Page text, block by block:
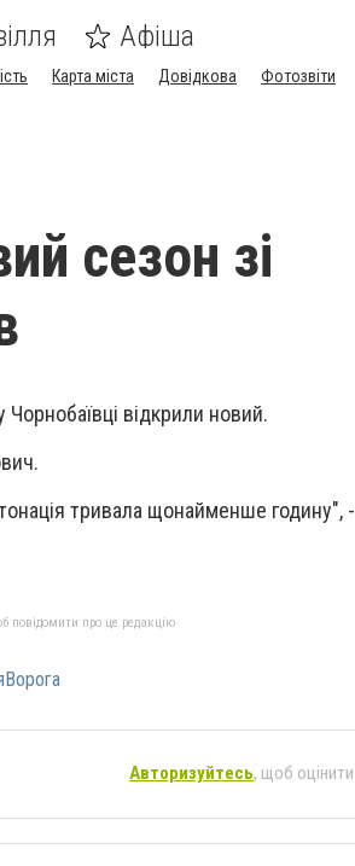
Афіша
Карта міста Довідкова Фотозвіти
сезон зі
відкрили новий.
тривала щонайменше годину", -
повідомити про це редакцію
Авторизуйтесь, щоб оцінити